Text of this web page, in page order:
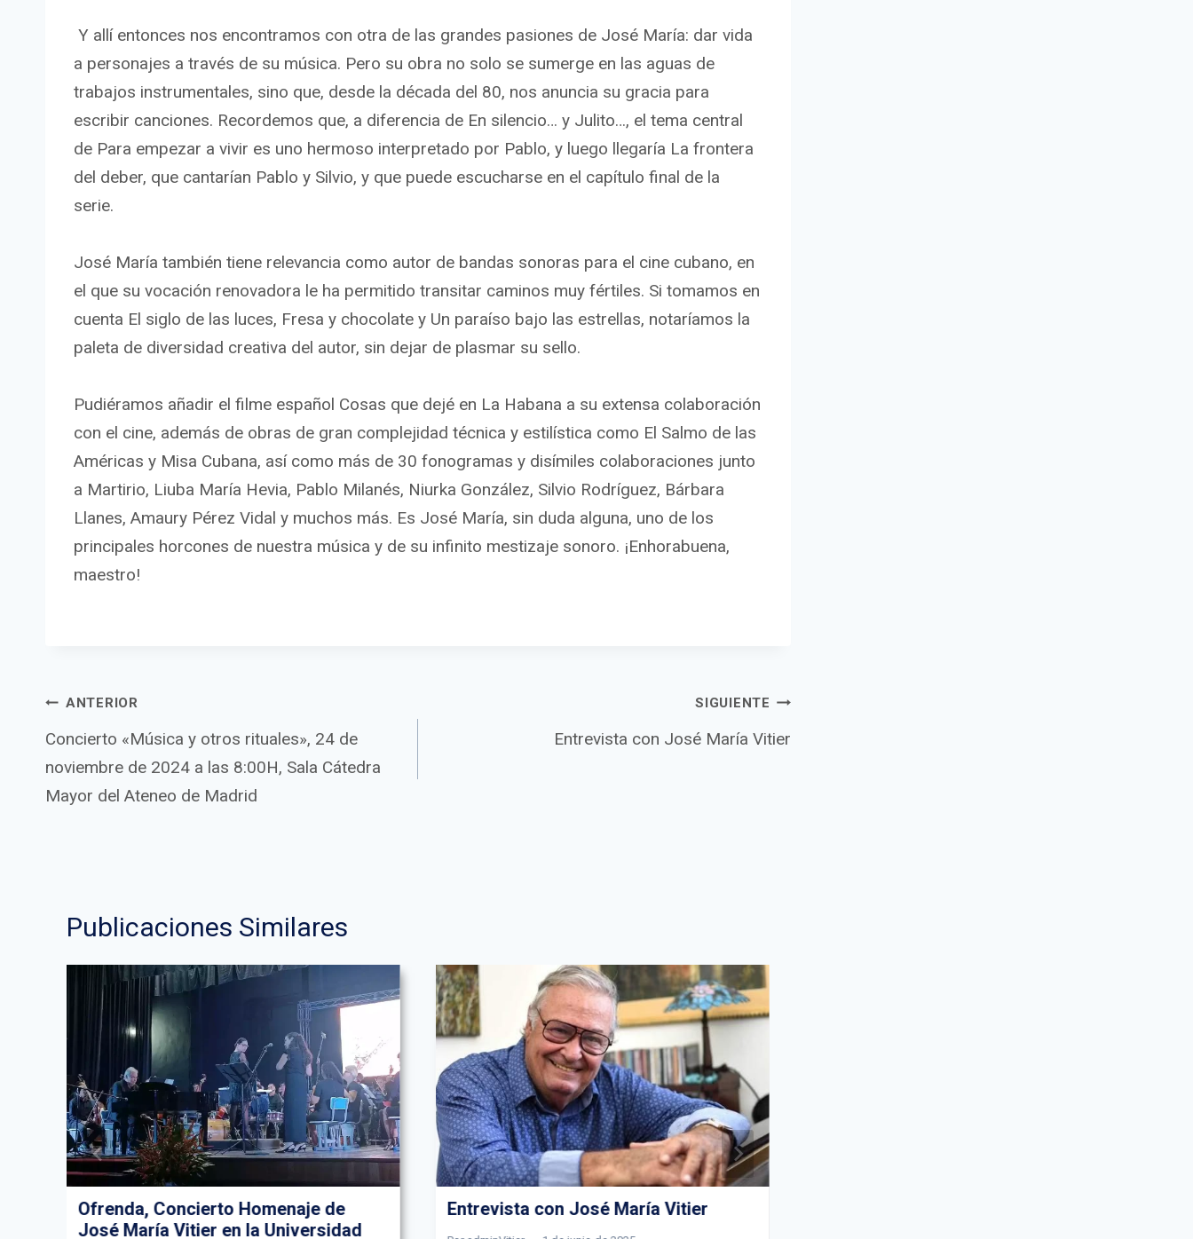
Y allí entonces nos encontramos con otra de las grandes pasiones de José María: dar vida
a personajes a través de su música. Pero su obra no solo se sumerge en las aguas de
trabajos instrumentales, sino que, desde la década del 80, nos anuncia su gracia para
escribir canciones. Recordemos que, a diferencia de En silencio… y Julito…, el tema central
de Para empezar a vivir es uno hermoso interpretado por Pablo, y luego llegaría La frontera
del deber, que cantarían Pablo y Silvio, y que puede escucharse en el capítulo final de la
serie.
José María también tiene relevancia como autor de bandas sonoras para el cine cubano, en
el que su vocación renovadora le ha permitido transitar caminos muy fértiles. Si tomamos en
cuenta El siglo de las luces, Fresa y chocolate y Un paraíso bajo las estrellas, notaríamos la
paleta de diversidad creativa del autor, sin dejar de plasmar su sello.
Pudiéramos añadir el filme español Cosas que dejé en La Habana a su extensa colaboración
con el cine, además de obras de gran complejidad técnica y estilística como El Salmo de las
Américas y Misa Cubana, así como más de 30 fonogramas y disímiles colaboraciones junto
a Martirio, Liuba María Hevia, Pablo Milanés, Niurka González, Silvio Rodríguez, Bárbara
Llanes, Amaury Pérez Vidal y muchos más. Es José María, sin duda alguna, uno de los
principales horcones de nuestra música y de su infinito mestizaje sonoro. ¡Enhorabuena,
maestro!
Navegación
de
entradas
ANTERIOR
Concierto «Música y otros rituales», 24 de
noviembre de 2024 a las 8:00H, Sala Cátedra
Mayor del Ateneo de Madrid
SIGUIENTE
Entrevista con José María Vitier
Publicaciones Similares
Ofrenda, Concierto Homenaje de
José María Vitier en la Universidad
Entrevista con José María Vitier